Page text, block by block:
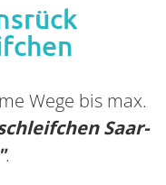
Wege bis max.
Saar-
.